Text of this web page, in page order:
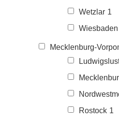
Wetzlar 1
Wiesbaden
Mecklenburg-
Rostock 1